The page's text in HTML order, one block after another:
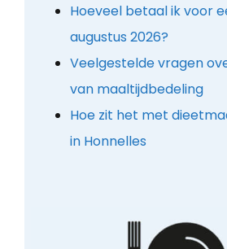
Hoeveel betaal ik voor
augustus 2026?
Veelgestelde vragen
van maaltijdbedeling
Hoe zit het met
in Honnelles